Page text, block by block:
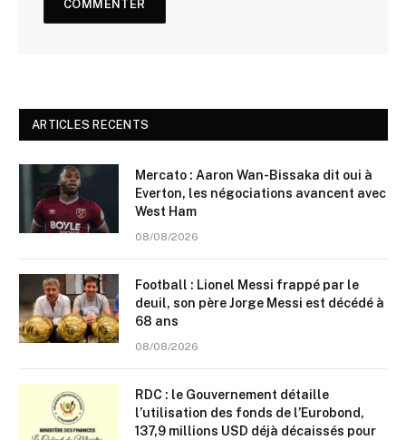
ARTICLES RECENTS
Mercato : Aaron Wan-Bissaka dit oui à
Everton, les négociations avancent avec
West Ham
08/08/2026
Football : Lionel Messi frappé par le
deuil, son père Jorge Messi est décédé à
68 ans
08/08/2026
RDC : le Gouvernement détaille
l’utilisation des fonds de l’Eurobond,
137,9 millions USD déjà décaissés pour